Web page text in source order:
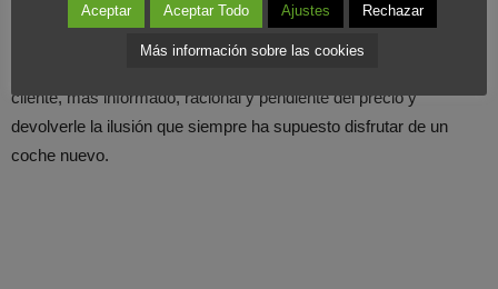
españoles tieneintención de comprarun coche en los dos
cliente, más informado, racional y pendiente del precio y
devolverle la ilusión que siempre ha supuesto disfrutar de un
coche nuevo.
Aceptar Aceptar Todo Ajustes Rechazar
Más información sobre las cookies